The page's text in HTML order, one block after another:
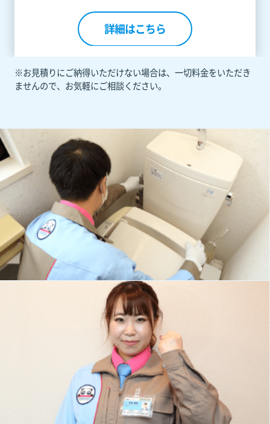
詳細はこちら
※お見積りにご納得いただけない場合は、一切料金をいただき
ませんので、お気軽にご相談ください。